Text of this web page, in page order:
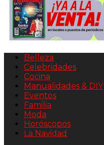
Belleza
Celebridades
Cocina
Manualidades & DIY
Eventos
Familia
Moda
Horóscopos
La Navidad